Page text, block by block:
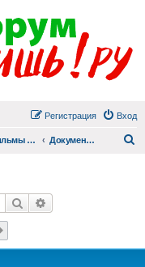
Вход
Регистрация
Фильмы для души Документальные фильмы
Поиск